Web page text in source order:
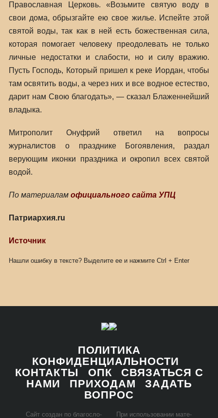
Православная Церковь. «Возьмите святую воду в
свои дома, обрызгайте ею свое жилье. Испейте этой
святой воды, так как в ней есть божественная сила,
которая помогает человеку преодолевать не только
личные недостатки и слабости, но и силу вражию.
Пусть Господь, Который пришел к реке Иордан, чтобы
там освятить воды, а через них и все водное естество,
дарит нам Свою благодать», — сказал Блаженнейший
владыка.
Митрополит Онуфрий ответил на вопросы
журналистов о празднике Богоявления, раздал
верующим иконки праздника и окропил всех святой
водой.
По материалам официального сайта УПЦ
Патриархия.ru
Источник
Нашли ошибку в тексте? Выделите ее и нажмите Ctrl + Enter
ПОЛИТИКА
КОНФИДЕНЦИАЛЬНОСТИ
КОНТАКТЫ
ОПК
СВЯЗАТЬСЯ С
НАМИ
ПРИХОДАМ
ЗАДАТЬ
ВОПРОС
Сайт со­здан по бла­го­сло­ При ис­поль­зо­ва­нии ма­те­